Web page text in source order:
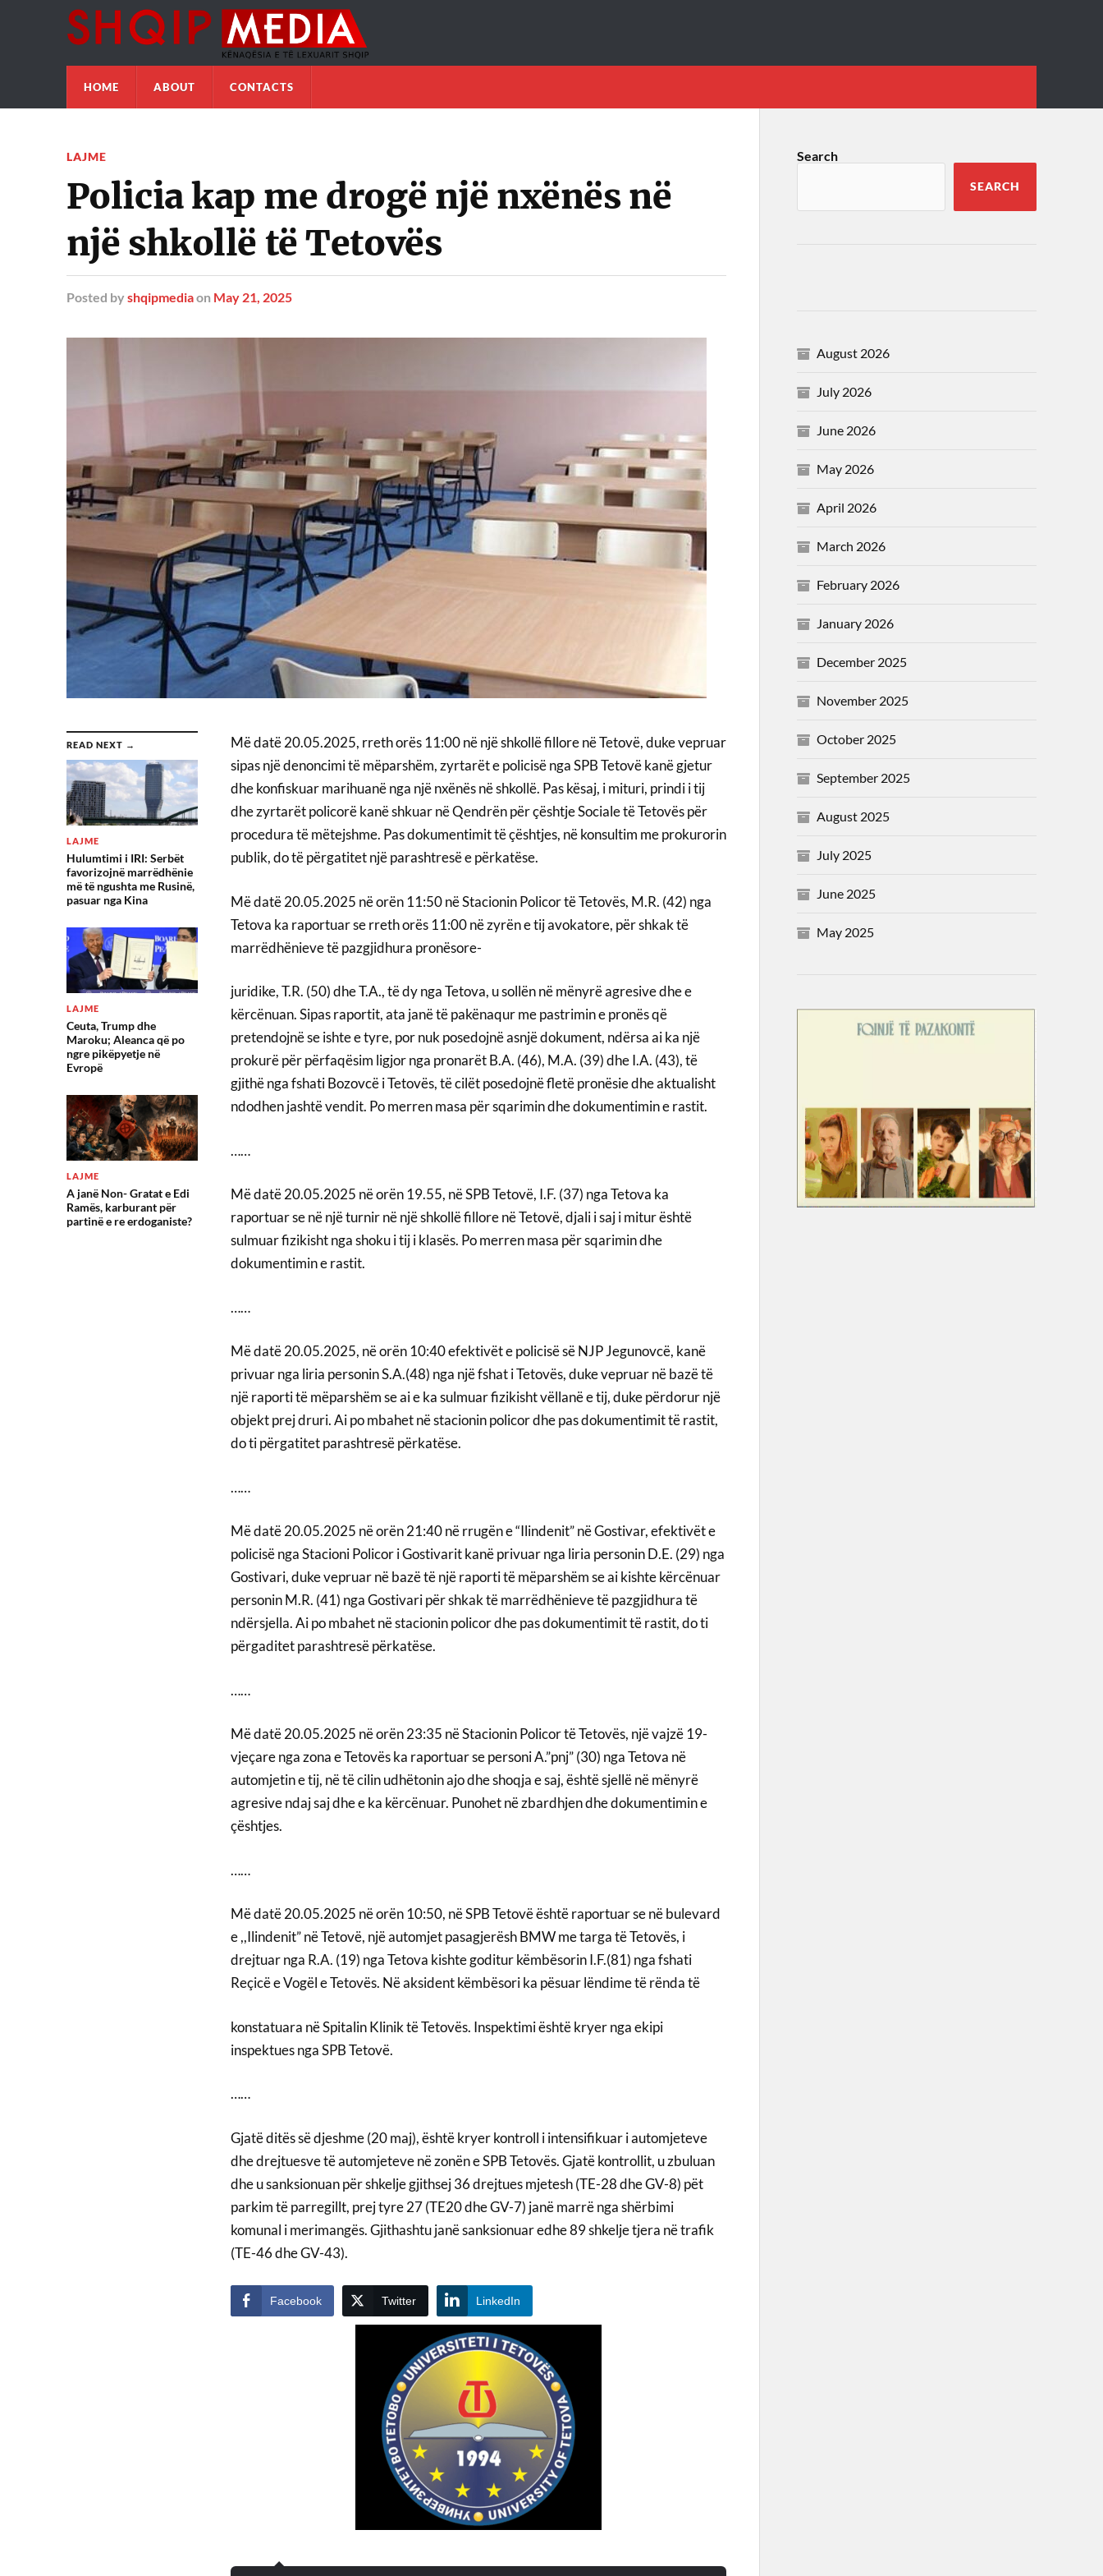
HOME ABOUT CONTACTS
LAJME
Policia kap me drogë një nxënës në
një shkollë të Tetovës
Posted by shqipmediaon May 21, 2025
READ NEXT →
LAJME
Hulumtimi i IRI: Serbët
favorizojnë marrëdhënie
më të ngushta me Rusinë,
pasuar nga Kina
LAJME
Ceuta, Trump dhe
Maroku; Aleanca që po
ngre pikëpyetje në
Evropë
LAJME
A janë Non- Gratat e Edi
Ramës, karburant për
partinë e re erdoganiste?
Më datë 20.05.2025, rreth orës 11:00 në një shkollë fillore në Tetovë, duke vepruar
sipas një denoncimi të mëparshëm, zyrtarët e policisë nga SPB Tetovë kanë gjetur
dhe konfiskuar marihuanë nga një nxënës në shkollë. Pas kësaj, i mituri, prindi i tij
dhe zyrtarët policorë kanë shkuar në Qendrën për çështje Sociale të Tetovës për
procedura të mëtejshme. Pas dokumentimit të çështjes, në konsultim me prokurorin
publik, do të përgatitet një parashtresë e përkatëse.
Më datë 20.05.2025 në orën 11:50 në Stacionin Policor të Tetovës, M.R. (42) nga
Tetova ka raportuar se rreth orës 11:00 në zyrën e tij avokatore, për shkak të
marrëdhënieve të pazgjidhura pronësore-
juridike, T.R. (50) dhe T.A., të dy nga Tetova, u sollën në mënyrë agresive dhe e
kërcënuan. Sipas raportit, ata janë të pakënaqur me pastrimin e pronës që
pretendojnë se ishte e tyre, por nuk posedojnë asnjë dokument, ndërsa ai ka një
prokurë për përfaqësim ligjor nga pronarët B.A. (46), M.A. (39) dhe I.A. (43), të
gjithë nga fshati Bozovcë i Tetovës, të cilët posedojnë fletë pronësie dhe aktualisht
ndodhen jashtë vendit. Po merren masa për sqarimin dhe dokumentimin e rastit.
……
Më datë 20.05.2025 në orën 19.55, në SPB Tetovë, I.F. (37) nga Tetova ka
raportuar se në një turnir në një shkollë fillore në Tetovë, djali i saj i mitur është
sulmuar fizikisht nga shoku i tij i klasës. Po merren masa për sqarimin dhe
dokumentimin e rastit.
……
Më datë 20.05.2025, në orën 10:40 efektivët e policisë së NJP Jegunovcë, kanë
privuar nga liria personin S.A.(48) nga një fshat i Tetovës, duke vepruar në bazë të
një raporti të mëparshëm se ai e ka sulmuar fizikisht vëllanë e tij, duke përdorur një
objekt prej druri. Ai po mbahet në stacionin policor dhe pas dokumentimit të rastit,
do ti përgatitet parashtresë përkatëse.
……
Më datë 20.05.2025 në orën 21:40 në rrugën e “Ilindenit” në Gostivar, efektivët e
policisë nga Stacioni Policor i Gostivarit kanë privuar nga liria personin D.E. (29) nga
Gostivari, duke vepruar në bazë të një raporti të mëparshëm se ai kishte kërcënuar
personin M.R. (41) nga Gostivari për shkak të marrëdhënieve të pazgjidhura të
ndërsjella. Ai po mbahet në stacionin policor dhe pas dokumentimit të rastit, do ti
përgaditet parashtresë përkatëse.
……
Më datë 20.05.2025 në orën 23:35 në Stacionin Policor të Tetovës, një vajzë 19-
vjeçare nga zona e Tetovës ka raportuar se personi A.”pnj” (30) nga Tetova në
automjetin e tij, në të cilin udhëtonin ajo dhe shoqja e saj, është sjellë në mënyrë
agresive ndaj saj dhe e ka kërcënuar. Punohet në zbardhjen dhe dokumentimin e
çështjes.
……
Më datë 20.05.2025 në orën 10:50, në SPB Tetovë është raportuar se në bulevard
e ,,Ilindenit” në Tetovë, një automjet pasagjerësh BMW me targa të Tetovës, i
drejtuar nga R.A. (19) nga Tetova kishte goditur këmbësorin I.F.(81) nga fshati
Reçicë e Vogël e Tetovës. Në aksident këmbësori ka pësuar lëndime të rënda të
konstatuara në Spitalin Klinik të Tetovës. Inspektimi është kryer nga ekipi
inspektues nga SPB Tetovë.
……
Gjatë ditës së djeshme (20 maj), është kryer kontroll i intensifikuar i automjeteve
dhe drejtuesve të automjeteve në zonën e SPB Tetovës. Gjatë kontrollit, u zbuluan
dhe u sanksionuan për shkelje gjithsej 36 drejtues mjetesh (TE-28 dhe GV-8) pët
parkim të parregillt, prej tyre 27 (TE20 dhe GV-7) janë marrë nga shërbimi
komunal i merimangës. Gjithashtu janë sanksionuar edhe 89 shkelje tjera në trafik
(TE-46 dhe GV-43).
Facebook Twitter LinkedIn
Search
SEARCH
August 2026
July 2026
June 2026
May 2026
April 2026
March 2026
February 2026
January 2026
December 2025
November 2025
October 2025
September 2025
August 2025
July 2025
June 2025
May 2025